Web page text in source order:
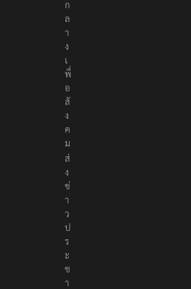
ก
ล
า
ง
เ
พื่
อ
สั
ง
ค
ม
ส่
ง
ข่
า
ว
ป
ร
ะ
ช
า